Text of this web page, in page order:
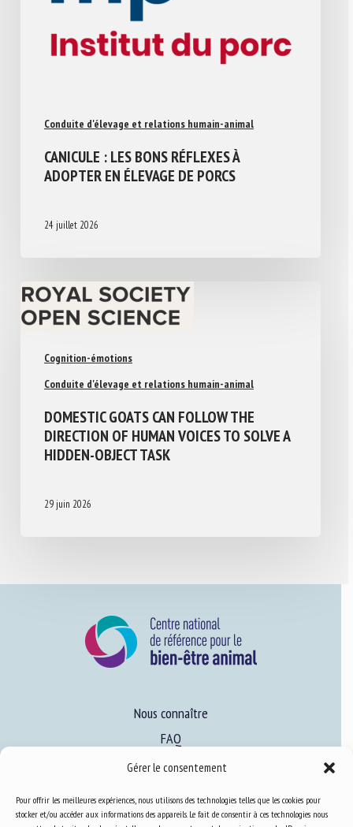
Gérer le consentement
Pour offrir les meilleures expériences, nous utilisons des technologies telles que les cookies pour
stocker et/ou accéder aux informations des appareils. Le fait de consentir à ces technologies nous
Conduite d'élevage et relations humain-animal
CANICULE : LES BONS RÉFLEXES À
ADOPTER EN ÉLEVAGE DE PORCS
24 juillet 2026
Cognition-émotions
Conduite d'élevage et relations humain-animal
DOMESTIC GOATS CAN FOLLOW THE
DIRECTION OF HUMAN VOICES TO SOLVE A
HIDDEN-OBJECT TASK
29 juin 2026
Nous connaître
FAQ
S’informer sur le BEA